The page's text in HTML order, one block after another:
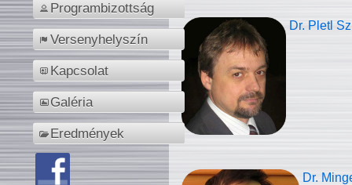
Programbizottság
Versenyhelyszín
Kapcsolat
Galéria
Eredmények
Dr. Pletl
Dr.